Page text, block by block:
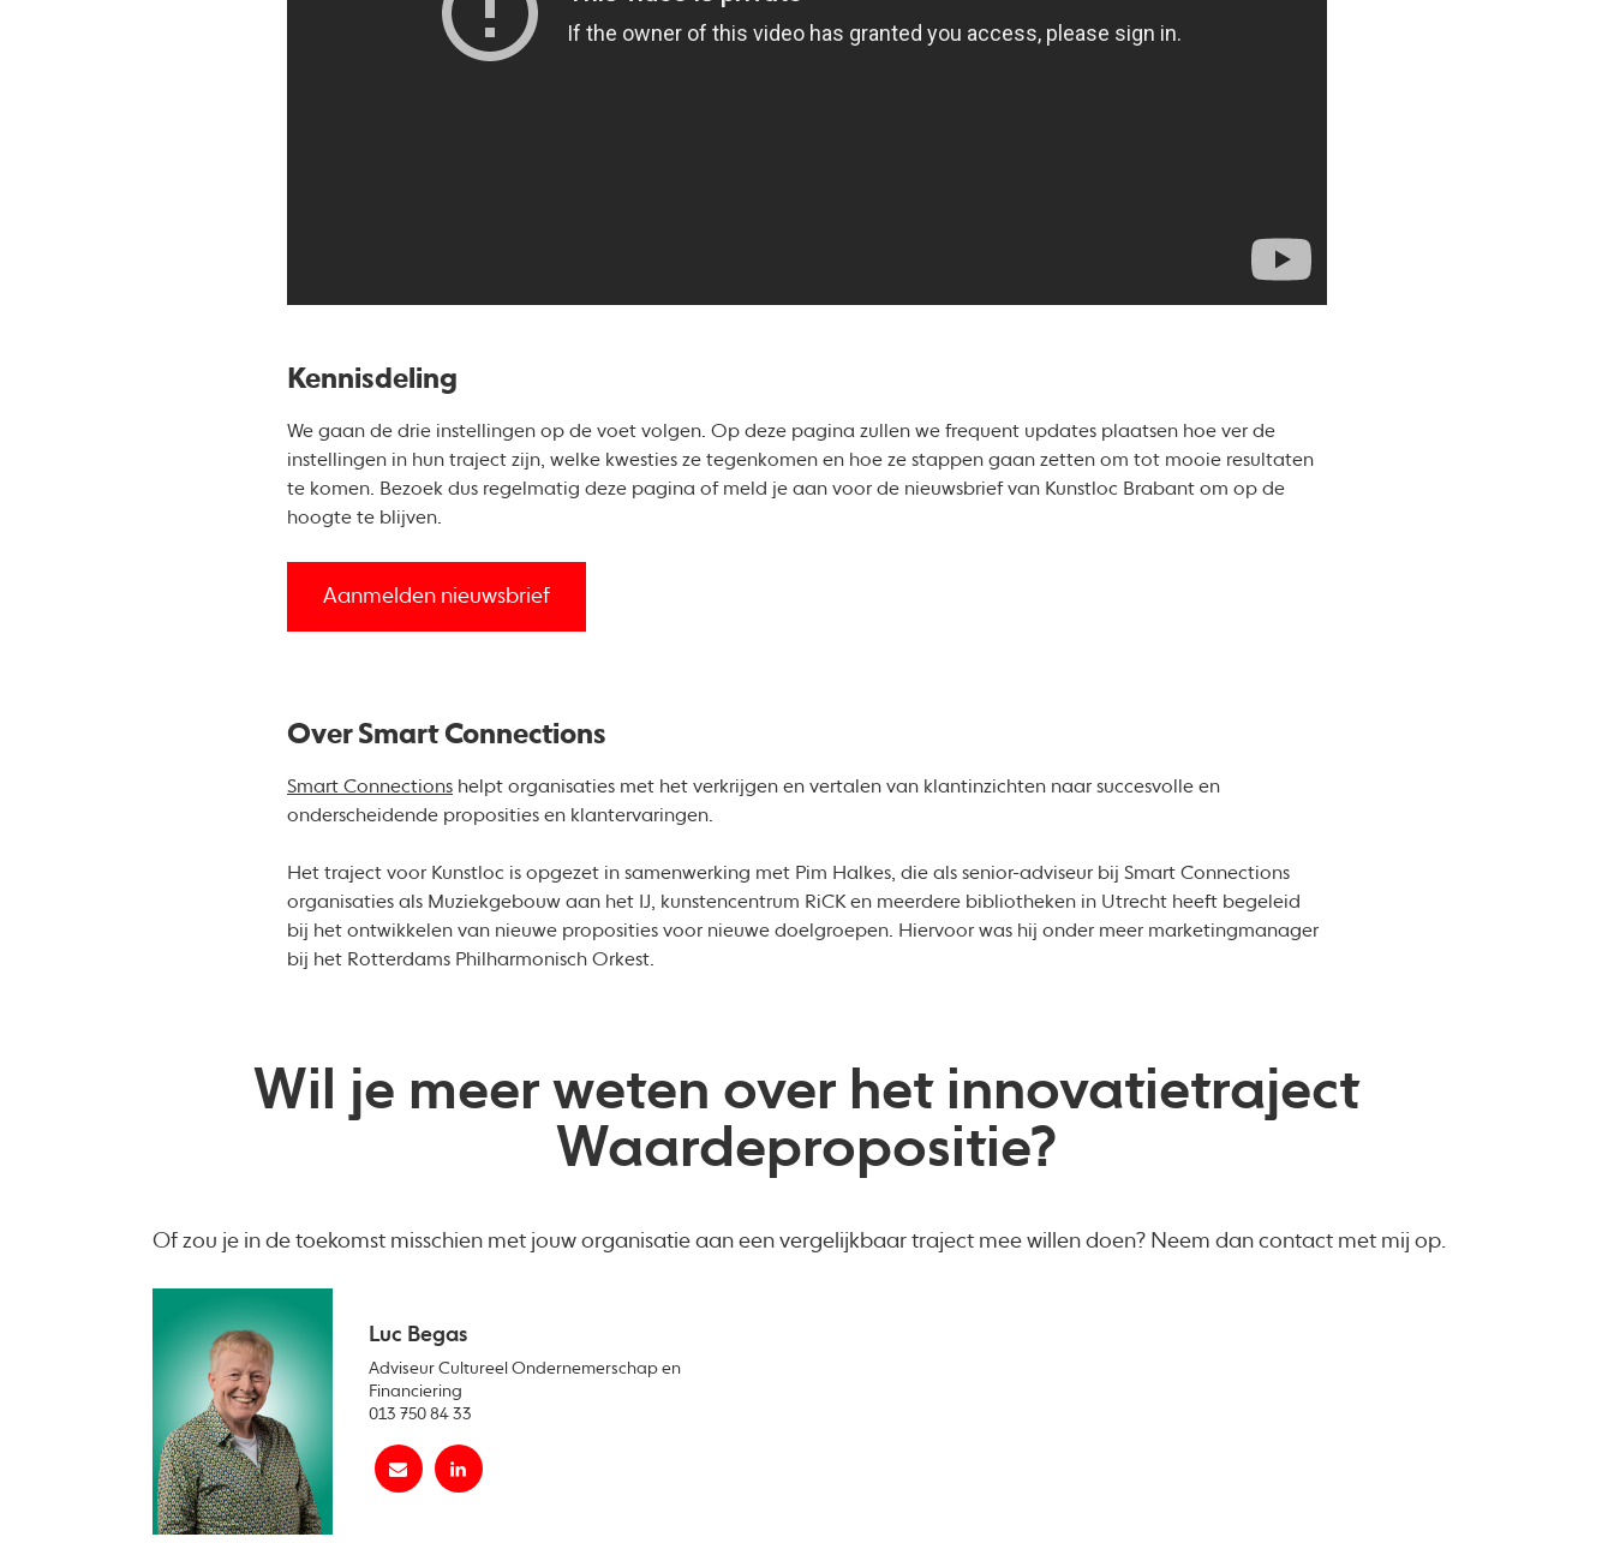
Kennisdeling
We gaan de drie instellingen op de voet volgen. Op deze pagina zullen we frequent updates plaatsen hoe ver de
instellingen in hun traject zijn, welke kwesties ze tegenkomen en hoe ze stappen gaan zetten om tot mooie resultaten
te komen. Bezoek dus regelmatig deze pagina of meld je aan voor de nieuwsbrief van Kunstloc Brabant om op de
hoogte te blijven.
Aanmelden nieuwsbrief
Over Smart Connections
Smart Connections helpt organisaties met het verkrijgen en vertalen van klantinzichten naar succesvolle en
onderscheidende proposities en klantervaringen.
Het traject voor Kunstloc is opgezet in samenwerking met Pim Halkes, die als senior-adviseur bij Smart Connections
organisaties als Muziekgebouw aan het IJ, kunstencentrum RiCK en meerdere bibliotheken in Utrecht heeft begeleid
bij het ontwikkelen van nieuwe proposities voor nieuwe doelgroepen. Hiervoor was hij onder meer marketingmanager
bij het Rotterdams Philharmonisch Orkest.
Wil je meer weten over het innovatietraject
Waardepropositie?
Of zou je in de toekomst misschien met jouw organisatie aan een vergelijkbaar traject mee willen doen? Neem dan contact met mij op.
Luc Begas
Adviseur Cultureel Ondernemerschap en
Financiering
013 750 84 33